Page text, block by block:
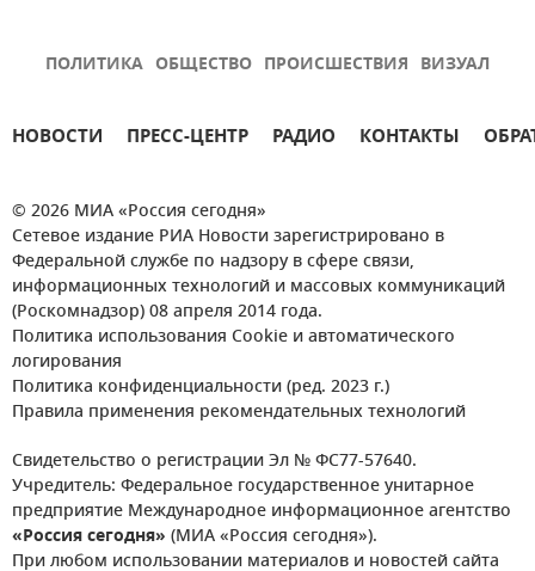
ПОЛИТИКА ОБЩЕСТВО ПРОИСШЕСТВИЯ ВИЗУАЛ
НОВОСТИ ПРЕСС-ЦЕНТР РАДИО КОНТАКТЫ
© 2026 МИА «Россия сегодня»
Сетевое издание РИА Новости зарегистрировано в
Федеральной службе по надзору в сфере связи,
информационных технологий и массовых коммуникаций
(Роскомнадзор) 08 апреля 2014 года.
Политика использования Cookie и автоматического
логирования
Политика конфиденциальности (ред. 2023 г.)
Правила применения рекомендательных технологий
Свидетельство о регистрации Эл № ФС77-57640.
Учредитель: Федеральное государственное унитарное
предприятие Международное информационное агентство
«Россия сегодня» (МИА «Россия сегодня»).
При любом использовании материалов и новостей сайта